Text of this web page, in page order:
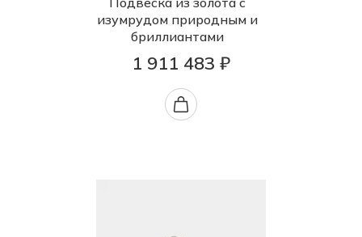
изумрудом природным и
бриллиантами
1 911 483 ₽